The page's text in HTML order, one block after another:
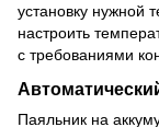
установку нужной
настроить
с требованиями
Паяльник на